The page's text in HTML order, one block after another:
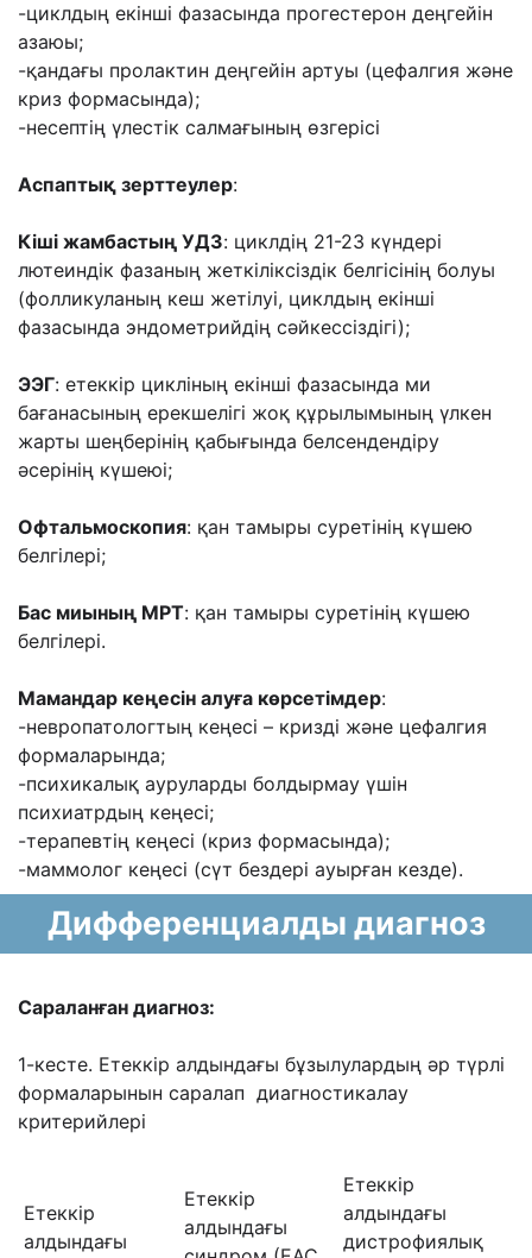
-циклдың екінші фазасында прогестерон деңгейін
азаюы;
-қандағы пролактин деңгейін артуы (цефалгия және
криз формасында);
-несептің үлестік салмағының өзгерісі
Аспаптық зерттеулер:
Кіші жамбастың УДЗ: циклдің 21-23 күндері
лютеиндік фазаның жеткіліксіздік белгісінің болуы
(фолликуланың кеш жетілуі, циклдың екінші
фазасында эндометрийдің сәйкессіздігі);
ЭЭГ: етеккір цикліның екінші фазасында ми
бағанасының ерекшелігі жоқ құрылымының үлкен
жарты шеңберінің қабығында белсендендіру
әсерінің күшеюі;
Офтальмоскопия: қан тамыры суретінің күшею
белгілері;
Бас миының МРТ: қан тамыры суретінің күшею
белгілері.
Мамандар кеңесін алуға көрсетімдер:
-невропатологтың кеңесі – кризді және цефалгия
формаларында;
-психикалық ауруларды болдырмау үшін
психиатрдың кеңесі;
-терапевтің кеңесі (криз формасында);
-маммолог кеңесі (сүт бездері ауырған кезде).
Дифференциалды диагноз
Сараланған диагноз:
1-кесте. Етеккір алдындағы бұзылулардың әр түрлі
формаларынын саралап диагностикалау
критерийлері
Етеккір
алдындағы
Етеккір
алдындағы
Етеккір
алдындағы
дистрофиялық